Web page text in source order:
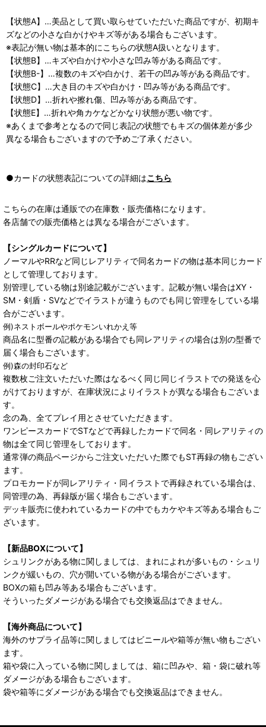
【状態A】…美品として買い取らせていただいた商品ですが、初期キ
ズなどの小さな白かけやキズ等がある場合もございます。
※表記が無い物は基本的にこちらの状態A扱いとなります。
【状態B】…キズや白かけや小さな凹み等がある商品です。
【状態B-】…複数のキズや白かけ、若干の凹み等がある商品です。
【状態C】…大き目のキズや白かけ・凹み等がある商品です。
【状態D】…折れや擦れ傷、凹み等がある商品です。
【状態E】…折れや角カケなどかなり状態が悪い物です。
※あくまで参考となるので同じ表記の状態でもキズの個体差が多少
異なる場合もございますので予めご了承ください。
●カードの状態表記についての詳細はこちら
こちらの在庫は通販での在庫数・販売価格になります。
各店舗での販売価格とは異なる場合がございます。
【シングルカードについて】
ノーマルやRRなど同じレアリティで同名カードの物は基本同じカード
として管理しております。
別管理している物は別途記載がございます。記載が無い場合はXY・
SM・剣盾・SVなどでイラストが違うものでも同じ管理をしている場
合がございます。
例)ネストボールやポケモンいれかえ等
商品名に型番の記載がある場合でも同レアリティの場合は別の型番で
届く場合もございます。
例)森の封印石など
複数枚ご注文いただいた際はなるべく同じ同じイラストでの発送を心
がけておりますが、在庫状況によりイラストが異なる場合もございま
す。
念の為、全てプレイ用とさせていただきます。
ワンピースカードでSTなどで再録したカードで同名・同レアリティの
物は全て同じ管理をしております。
通常弾の商品ページからご注文いただいた際でもST再録の物もござい
ます。
プロモカードが同レアリティ・同イラストで再録されている場合は、
同管理の為、再録版が届く場合もございます。
デッキ販売に使われているカードの中でもカケやキズ等ある場合もご
ざいます。
【新品BOXについて】
シュリンクがある物に関しましては、まれによれが多いもの・シュリ
ンクが緩いもの、穴が開いている物がある場合がございます。
BOXの箱も凹み等ある場合もございます。
そういったダメージがある場合でも交換返品はできません。
【海外商品について】
海外のサプライ品等に関しましてはビニールや箱等が無い物もござい
ます。
箱や袋に入っている物に関しましては、箱に凹みや、箱・袋に破れ等
ダメージがある場合もございます。
袋や箱等にダメージがある場合でも交換返品はできません。